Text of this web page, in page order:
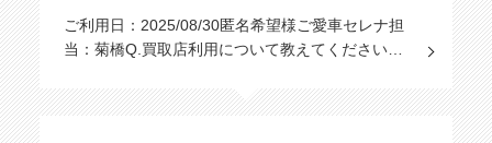
ご利用日：2025/08/30匿名希望様ご愛車セレナ担
当：菊橋Q.買取店利用について教えてください…